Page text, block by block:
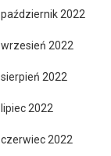
październik 2022
wrzesień 2022
sierpień 2022
lipiec 2022
czerwiec 2022